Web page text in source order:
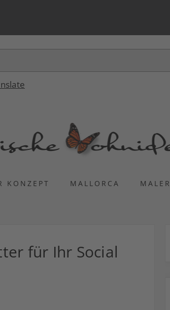
KONZEPT MALLORCA
für Ihr Social